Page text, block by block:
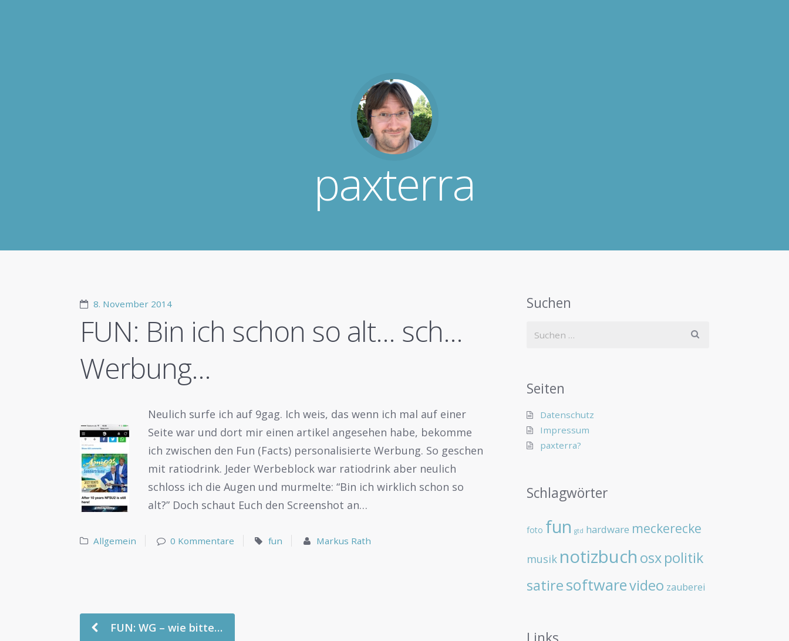
paxterra
8. November 2014
FUN: Bin ich schon so alt… sch…
Werbung…
Neulich surfe ich auf 9gag. Ich weis, das wenn ich mal auf einer
Seite war und dort mir einen artikel angesehen habe, bekomme
ich zwischen den Fun (Facts) personalisierte Werbung. So geschen
mit ratiodrink. Jeder Werbeblock war ratiodrink aber neulich
schloss ich die Augen und murmelte: “Bin ich wirklich schon so
alt?” Doch schaut Euch den Screenshot an…
Allgemein 0 Kommentare fun Markus Rath
FUN: WG – wie bitte…
Suchen
Seiten
Datenschutz
Impressum
paxterra?
Schlagwörter
foto fun gtd hardware meckerecke
musik notizbuch osxpolitik
satiresoftwarevideo zauberei